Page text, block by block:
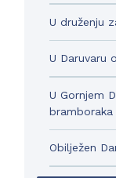
U druženju
U Daruvaru
U Gornjem
bramboraka
Obilježen